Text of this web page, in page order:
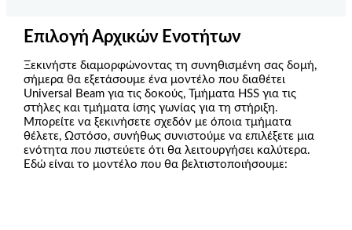
Επιλογή Αρχικών Ενοτήτων
Ξεκινήστε διαμορφώνοντας τη συνηθισμένη σας δομή,
σήμερα θα εξετάσουμε ένα μοντέλο που διαθέτει
Universal Beam για τις δοκούς, Τμήματα HSS για τις
στήλες και τμήματα ίσης γωνίας για τη στήριξη.
Μπορείτε να ξεκινήσετε σχεδόν με όποια τμήματα
θέλετε, Ωστόσο, συνήθως συνιστούμε να επιλέξετε μια
ενότητα που πιστεύετε ότι θα λειτουργήσει καλύτερα.
Εδώ είναι το μοντέλο που θα βελτιστοποιήσουμε: